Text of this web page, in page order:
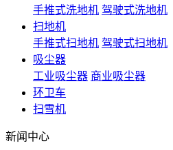
手推式洗地机 驾驶式洗地机
扫地机
手推式扫地机 驾驶式扫地机
吸尘器
工业吸尘器 商业吸尘器
环卫车
扫雪机
新闻中心